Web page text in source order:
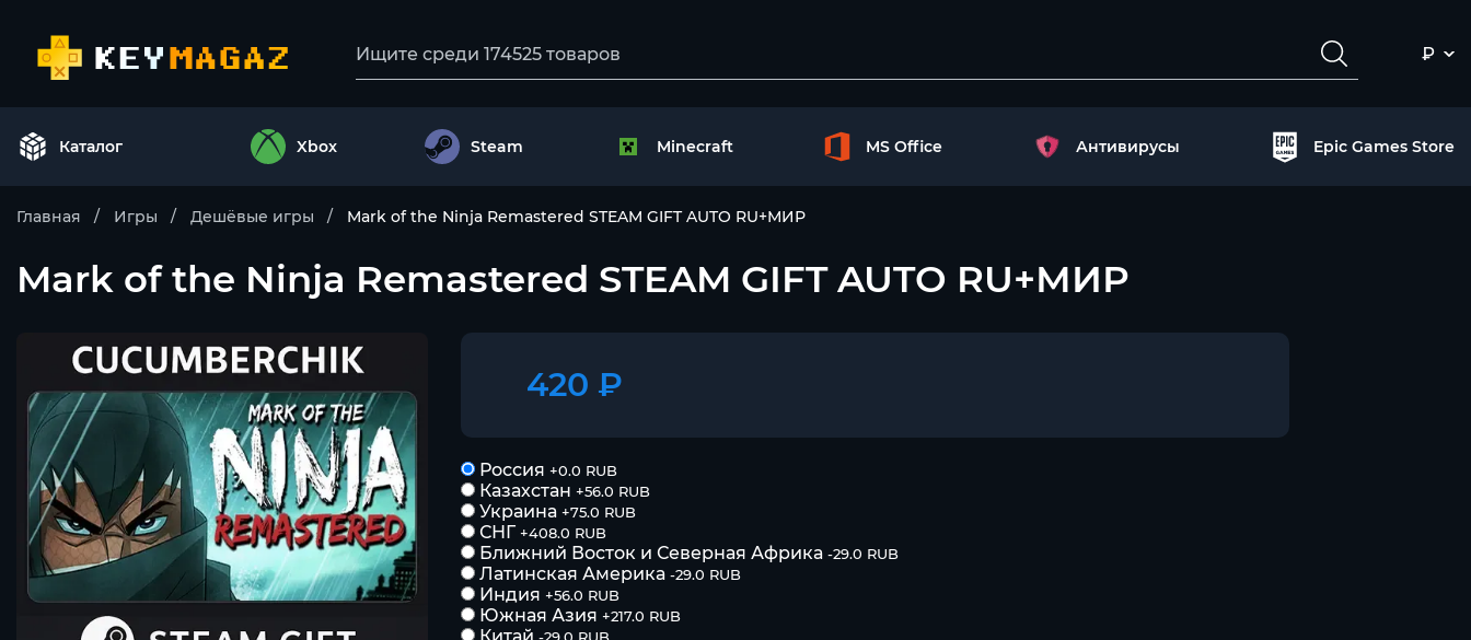
₽
Каталог Xbox Steam Minecraft MS Office Антивирусы Epic Games Store
Главная Игры Дешёвые игры Mark of the Ninja Remastered STEAM GIFT AUTO RU+МИР
Mark of the Ninja Remastered STEAM GIFT AUTO RU+МИР
420 ₽
Россия +0.0 RUB
Казахстан +56.0 RUB
Украина +75.0 RUB
СНГ +408.0 RUB
Ближний Восток и Северная Африка -29.0 RUB
Латинская Америка -29.0 RUB
Индия +56.0 RUB
Южная Азия +217.0 RUB